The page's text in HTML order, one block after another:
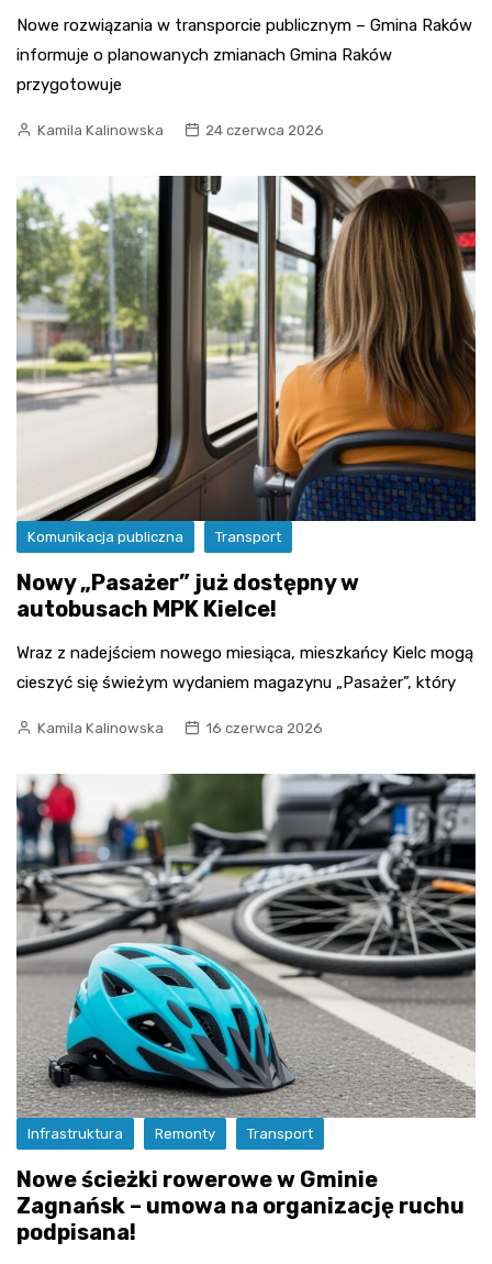
Nowe rozwiązania w transporcie publicznym – Gmina Raków
informuje o planowanych zmianach Gmina Raków
przygotowuje
Kamila Kalinowska 24 czerwca 2026
Komunikacja publiczna Transport
Nowy „Pasażer” już dostępny w
autobusach MPK Kielce!
Wraz z nadejściem nowego miesiąca, mieszkańcy Kielc mogą
cieszyć się świeżym wydaniem magazynu „Pasażer”, który
Kamila Kalinowska 16 czerwca 2026
Infrastruktura Remonty Transport
Nowe ścieżki rowerowe w Gminie
Zagnańsk – umowa na organizację ruchu
podpisana!